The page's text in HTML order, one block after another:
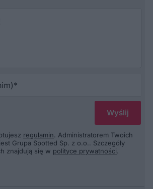
regulamin. Administratorem Twoich
Grupa Spotted Sp. z o.o.. Szczegóły
znajdują się w polityce prywatności.